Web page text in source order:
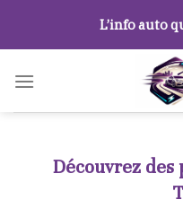
content
L’info auto
Découvrez